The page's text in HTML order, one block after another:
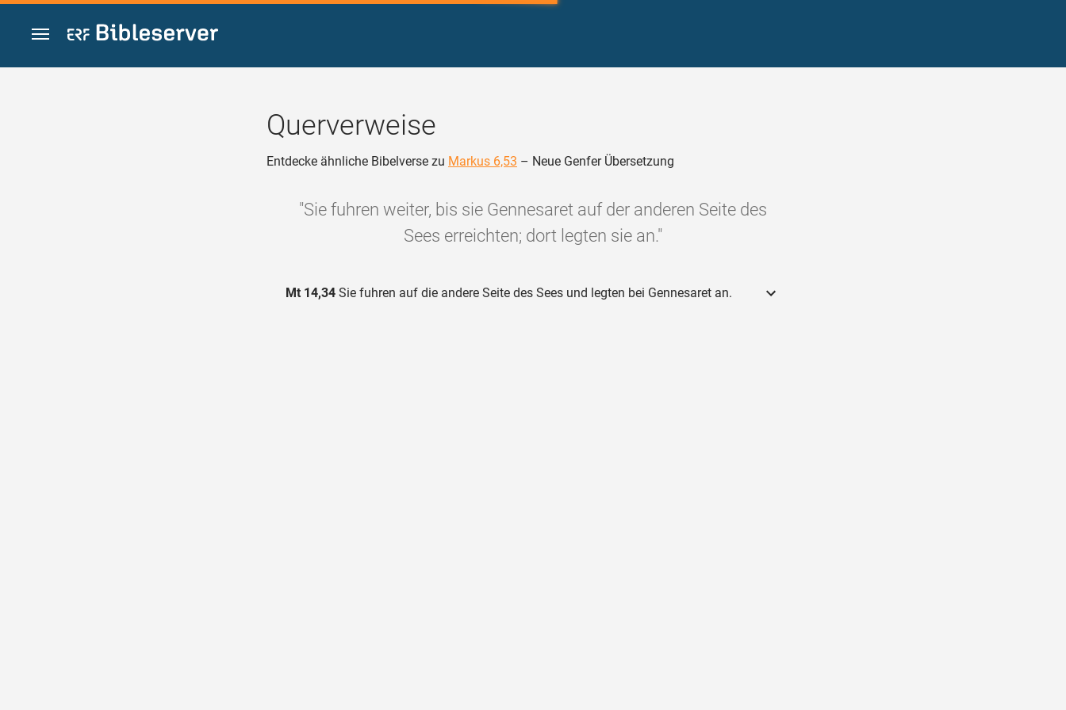
Zum Inhalt springen
Querverweise
Entdecke ähnliche Bibelverse zu Markus 6,53 – Neue Genfer Übersetzung
"Sie fuhren weiter, bis sie Gennesaret auf der anderen Seite des
Sees erreichten; dort legten sie an."
Mt 14,34 Sie fuhren auf die andere Seite des Sees und legten bei Gennesaret an.